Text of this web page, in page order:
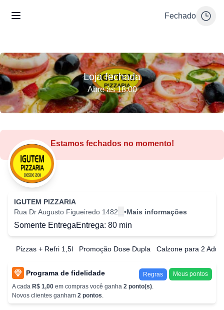
Fechado
Loja fechada
Abre às 18:00
IGUTEM PIZZARIA
Rua Dr Augusto Figueiredo 1482
•Mais informações
Somente EntregaEntrega: 80 min
Estamos fechados no momento!
Pizzas + Refri 1,5l Promoção Dose Dupla Calzone para 2
Programa de fidelidade Regras
Meus pontos
A cada R$ 1,00 em compras você ganha 2 ponto(s)
Novos clientes ganham 2 pontos